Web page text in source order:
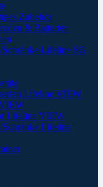
Zubehör
& Batterien
Schränke Lifeline SG
Lifeline VIEW
Lifeline VIEW
Schränke Lifeline